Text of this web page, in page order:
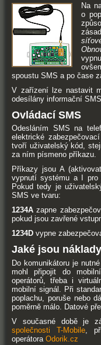
Na
o
spoustu SMS a po čase
V zařízení lze nastavit
odesílány informační SMS.
Ovládací SMS
Odesláním SMS na
elektrické
tvoří uživatelský kód,
za ním písmeno příkazu.
Příkazy jsou A
vypnutí systému a I pro
Pokud tedy je
SMS ve tvaru:
1234A zapne
pokud jsou zavřené
1234D vypne
Jaké jsou
Do komunikátoru je
mohl připojit do
operátorů, třeba i
mobilní signál. Při
poplachu, poruše nebo
poměrně málo. Datové
V současné době je
společnosti T-Mobile ,
operátora Odorik.cz